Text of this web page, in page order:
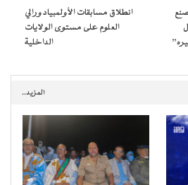
نافذة
جديدة)
انطلاق مسابقات الأولمبياد ورالي
العلوم على مستوى الولايات
الداخلية
المزيد..